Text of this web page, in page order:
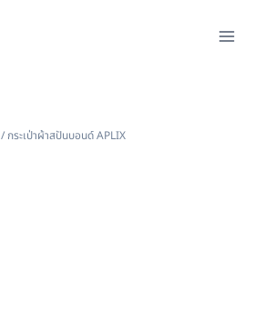
/ กระเป่าผ้าสปันบอนด์ APLIX